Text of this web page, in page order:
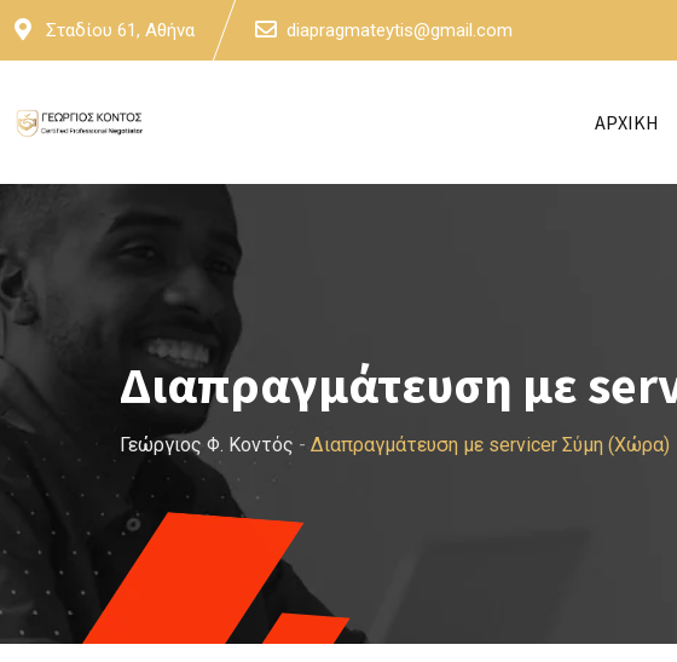
Skip
Σταδίου 61, Αθήνα diapragmateytis@gmail.com
ΑΡΧΙΚΗ
Διαπραγμάτευση με
Γεώργιος Φ. Κοντός - Διαπραγμάτευση με servicer Σύμη (Χώρα)